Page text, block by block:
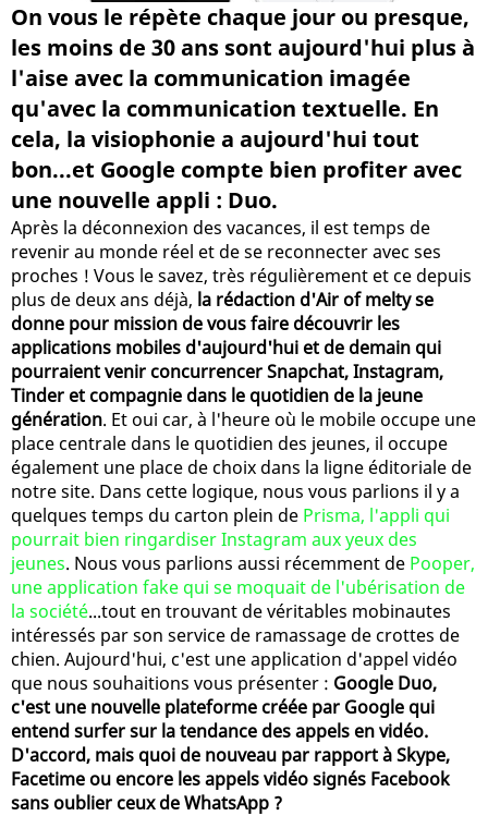
On vous le répète chaque jour ou presque,
les moins de 30 ans sont aujourd'hui plus à
l'aise avec la communication imagée
qu'avec la communication textuelle. En
cela, la visiophonie a aujourd'hui tout
bon...et Google compte bien profiter avec
une nouvelle appli : Duo.
Après la déconnexion des vacances, il est temps de
revenir au monde réel et de se reconnecter avec ses
proches ! Vous le savez, très régulièrement et ce depuis
plus de deux ans déjà, la rédaction d'Air of melty se
donne pour mission de vous faire découvrir les
applications mobiles d'aujourd'hui et de demain qui
pourraient venir concurrencer Snapchat, Instagram,
Tinder et compagnie dans le quotidien de la jeune
génération. Et oui car, à l'heure où le mobile occupe une
place centrale dans le quotidien des jeunes, il occupe
également une place de choix dans la ligne éditoriale de
notre site. Dans cette logique, nous vous parlions il y a
quelques temps du carton plein de Prisma, l'appli qui
pourrait bien ringardiser Instagram aux yeux des
jeunes. Nous vous parlions aussi récemment de Pooper,
une application fake qui se moquait de l'ubérisation de
la société...tout en trouvant de véritables mobinautes
intéressés par son service de ramassage de crottes de
chien. Aujourd'hui, c'est une application d'appel vidéo
que nous souhaitions vous présenter : Google Duo,
c'est une nouvelle plateforme créée par Google qui
entend surfer sur la tendance des appels en vidéo.
D'accord, mais quoi de nouveau par rapport à Skype,
Facetime ou encore les appels vidéo signés Facebook
sans oublier ceux de WhatsApp ?